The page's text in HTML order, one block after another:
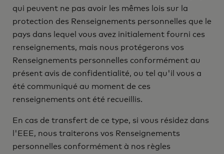
qui peuvent ne pas avoir les mêmes lois sur la
protection des Renseignements personnelles que le
pays dans lequel vous avez initialement fourni ces
renseignements, mais nous protégerons vos
Renseignements personnelles conformément au
présent avis de confidentialité, ou tel qu'il vous a
été communiqué au moment de ces
renseignements ont été recueillis.
En cas de transfert de ce type, si vous résidez dans
l'EEE, nous traiterons vos Renseignements
personnelles conformément à nos règles